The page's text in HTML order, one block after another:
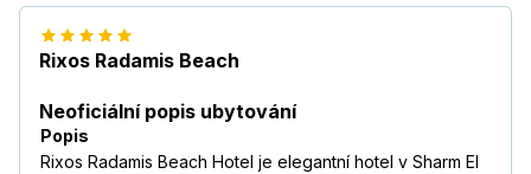
Rixos Radamis Beach
Neoficiální popis ubytování
Popis
Rixos Radamis Beach Hotel je elegantní hotel v Sharm El